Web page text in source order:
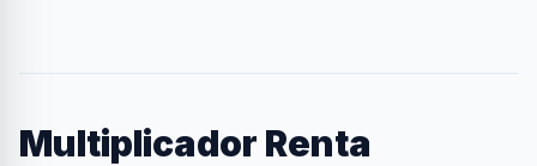
Multiplicador Renta